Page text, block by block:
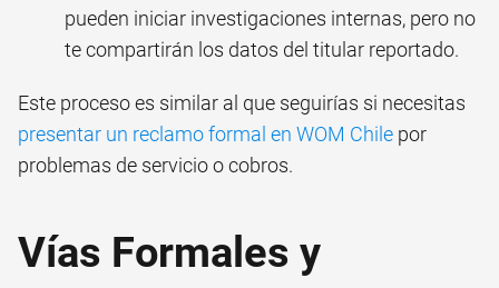
pueden iniciar investigaciones internas, pero no
te compartirán los datos del titular reportado.
Este proceso es similar al que seguirías si necesitas
presentar un reclamo formal en WOM Chile por
problemas de servicio o cobros.
Vías Formales y